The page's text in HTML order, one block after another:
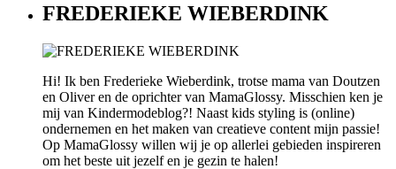
FREDERIEKE WIEBERDINK
Hi! Ik ben Frederieke Wieberdink, trotse mama van Doutzen
en Oliver en de oprichter van MamaGlossy. Misschien ken je
mij van Kindermodeblog?! Naast kids styling is (online)
ondernemen en het maken van creatieve content mijn passie!
Op MamaGlossy willen wij je op allerlei gebieden inspireren
om het beste uit jezelf en je gezin te halen!